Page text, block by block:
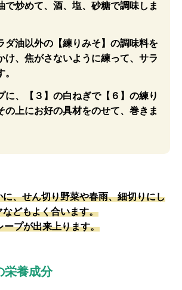
で炒めて、酒、塩、砂糖で調味しま
ダ油以外の【練りみそ】の調味料を
け、焦がさないように練って、サラ
に、【３】の白ねぎで【６】の練り
の上にお好の具材をのせて、巻きま
、せん切り野菜や春雨、細切りにし
どもよく合います。
ープが出来上ります。
栄養成分